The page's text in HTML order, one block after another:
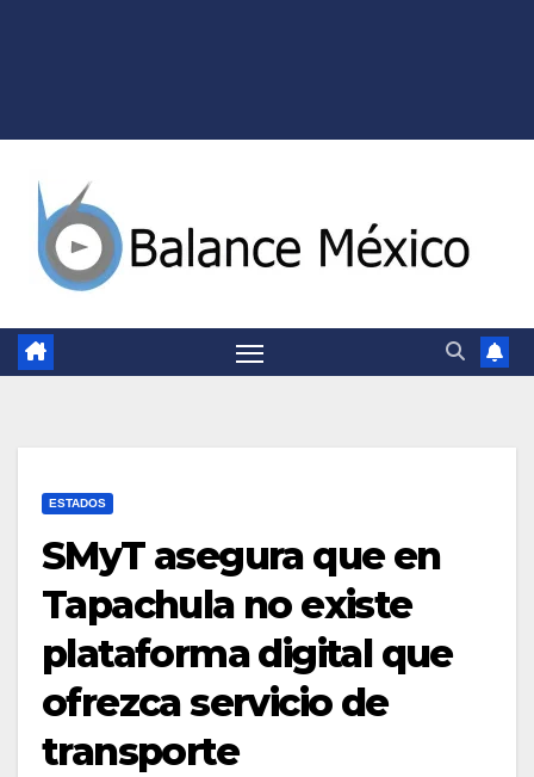
ESTADOS
SMyT asegura que en
Tapachula no existe
plataforma digital que
ofrezca servicio de
transporte